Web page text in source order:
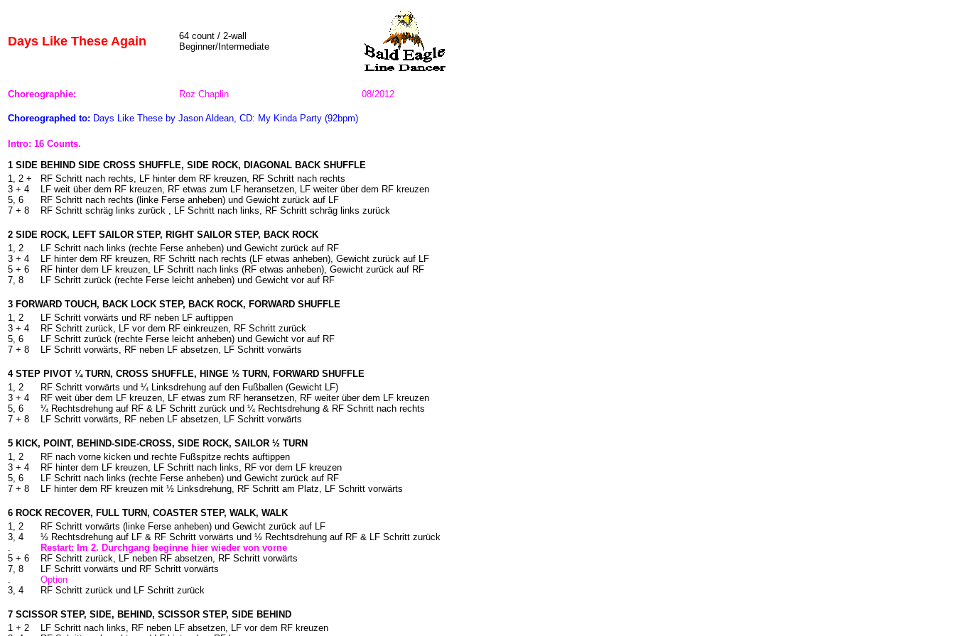
Days Like These Again
64 count / 2-wall
Beginner/Intermediate
Choreographie: Roz Chaplin 08/2012
Choreographed to: Days Like These by Jason Aldean, CD: My Kinda Party (92bpm)
Intro: 16 Counts.
1 SIDE BEHIND SIDE CROSS SHUFFLE, SIDE ROCK, DIAGONAL BACK SHUFFLE
1, 2 +
3 + 4
5, 6
7 + 8
RF Schritt nach rechts, LF hinter dem RF kreuzen, RF Schritt nach rechts
LF weit über dem RF kreuzen, RF etwas zum LF heransetzen, LF weiter über dem RF kreuzen
RF Schritt nach rechts (linke Ferse anheben) und Gewicht zurück auf LF
RF Schritt schräg links zurück , LF Schritt nach links, RF Schritt schräg links zurück
2 SIDE ROCK, LEFT SAILOR STEP, RIGHT SAILOR STEP, BACK ROCK
1, 2
3 + 4
5 + 6
7, 8
LF Schritt nach links (rechte Ferse anheben) und Gewicht zurück auf RF
LF hinter dem RF kreuzen, RF Schritt nach rechts (LF etwas anheben), Gewicht zurück auf LF
RF hinter dem LF kreuzen, LF Schritt nach links (RF etwas anheben), Gewicht zurück auf RF
LF Schritt zurück (rechte Ferse leicht anheben) und Gewicht vor auf RF
3 FORWARD TOUCH, BACK LOCK STEP, BACK ROCK, FORWARD SHUFFLE
1, 2
3 + 4
5, 6
7 + 8
LF Schritt vorwärts und RF neben LF auftippen
RF Schritt zurück, LF vor dem RF einkreuzen, RF Schritt zurück
LF Schritt zurück (rechte Ferse leicht anheben) und Gewicht vor auf RF
LF Schritt vorwärts, RF neben LF absetzen, LF Schritt vorwärts
4 STEP PIVOT ¼ TURN, CROSS SHUFFLE, HINGE ½ TURN, FORWARD SHUFFLE
1, 2
3 + 4
5, 6
7 + 8
RF Schritt vorwärts und ¼ Linksdrehung auf den Fußballen (Gewicht LF)
RF weit über dem LF kreuzen, LF etwas zum RF heransetzen, RF weiter über dem LF kreuzen
¼ Rechtsdrehung auf RF & LF Schritt zurück und ¼ Rechtsdrehung & RF Schritt nach rechts
LF Schritt vorwärts, RF neben LF absetzen, LF Schritt vorwärts
5 KICK, POINT, BEHIND-SIDE-CROSS, SIDE ROCK, SAILOR ½ TURN
1, 2
3 + 4
5, 6
7 + 8
RF nach vorne kicken und rechte Fußspitze rechts auftippen
RF hinter dem LF kreuzen, LF Schritt nach links, RF vor dem LF kreuzen
LF Schritt nach links (rechte Ferse anheben) und Gewicht zurück auf RF
LF hinter dem RF kreuzen mit ½ Linksdrehung, RF Schritt am Platz, LF Schritt vorwärts
6 ROCK RECOVER, FULL TURN, COASTER STEP, WALK, WALK
1, 2
3, 4
.
5 + 6
7, 8
.
3, 4
RF Schritt vorwärts (linke Ferse anheben) und Gewicht zurück auf LF
½ Rechtsdrehung auf LF & RF Schritt vorwärts und ½ Rechtsdrehung auf RF & LF Schritt zurück
Restart: Im 2. Durchgang beginne hier wieder von vorne
RF Schritt zurück, LF neben RF absetzen, RF Schritt vorwärts
LF Schritt vorwärts und RF Schritt vorwärts
Option
RF Schritt zurück und LF Schritt zurück
7 SCISSOR STEP, SIDE, BEHIND, SCISSOR STEP, SIDE BEHIND
1 + 2
LF Schritt nach links, RF neben LF absetzen, LF vor dem RF kreuzen